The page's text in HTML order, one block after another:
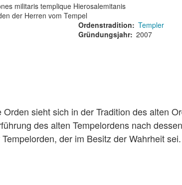
militaris templique Hierosalemitanis
der Herren vom Tempel
Ordenstradition
Templer
Gründungsjahr
2007
Orden sieht sich in der Tradition des alten
des alten Tempelordens nach
der im Besitz der Wahrheit sei.